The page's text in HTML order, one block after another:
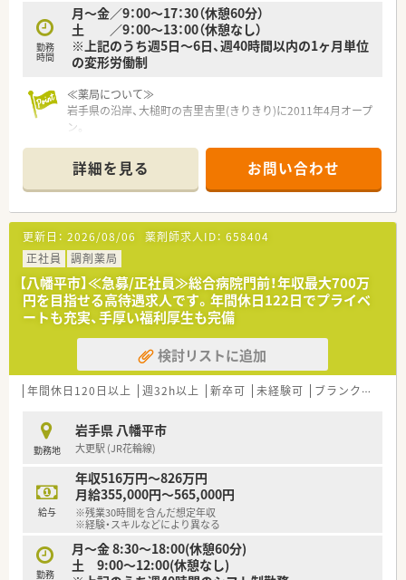
勤務
時間
月～金／9：00～17：30（休憩60分）
土 ／9：00～13：00（休憩なし）
※上記のうち週5日～6日、週40時間以内の1ヶ月単位
の変形労働制
≪薬局について≫
岩手県の沿岸、大槌町の吉里吉里(きりきり)に2011年4月オープ
ン。
や体に様々なプラスの効果をもたらすことのできる｢かかりつけ
薬局｣作りに努めております。
東日本大震災により大きなダメージを受けましたが、地域の役に
立ちたいという気持ちを大事に経営しています。
≪企業ポイント≫
原則、引越しを伴うような異動はございませんので安心して勤務
いただけます。産育休の取得率100％、復職率も90％のため定着
率は抜群です◎子育て世代のスタッフが多く、みなさま助け合い
ながらご勤務していらっしゃいます。
≪充実の制度≫
e-ラーニングシステムもあり(費用会社負担)、受講を通じて認定
薬剤師の資格取得も可能です。会社としても、地域のかかりつけ
薬局を目指していきたいので、積極的にサポートしています。ノ
境です。
詳細を見る お問い合わせ
更新日： 2026/08/06 薬剤師求人ID： 658404
正社員
調剤薬局
【八幡平市】≪急募/正社員≫総合病院門前！年収最大700万
円を目指せる高待遇求人です。年間休日122日でプライベ
ートも充実、手厚い福利厚生も完備
検討リストに追加
年間休日120日以上 週32h以上 新卒可 未経験可 ブランク可
勤務地
岩手県 八幡平市
大更駅 (JR花輪線)
給与
年収516万円～826万円
月給355,000円～565,000円
※残業30時間を含んだ想定年収
※経験・スキルなどにより異なる
勤務
月～金 8:30～18:00(休憩60分)
土 9:00～12:00(休憩なし)